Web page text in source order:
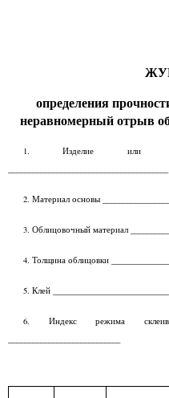
определения
неравномерный отрыв
1. Изделие или
2. Материал основы
3. Облицовочный материал
4. Толщина облицовки
5. Клей
6. Индекс режима